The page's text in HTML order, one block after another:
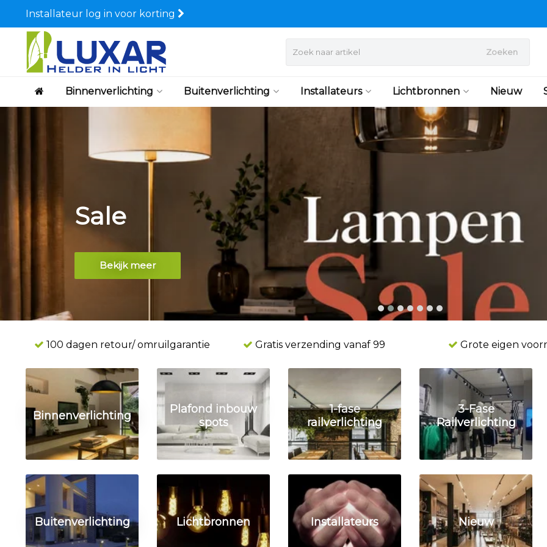
Installateur log in voor korting
Zoeken
Binnenverlichting Buitenverlichting Installateurs Lichtbronnen Nieuw
Sale
Bekijk meer
100 dagen retour/ omruilgarantie Gratis verzending vanaf 99 Grote eigen
Binnenverlichting
Plafond inbouw
spots
1-fase
railverlichting
3-Fase
Railverlichting
Buitenverlichting Lichtbronnen Installateurs Nieuw